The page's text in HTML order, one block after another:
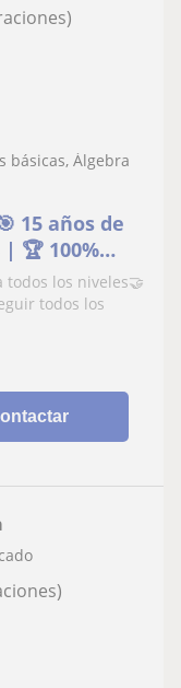
básicas, Álgebra
15 años de
🏆 100%
todos los niveles🤝
todos los